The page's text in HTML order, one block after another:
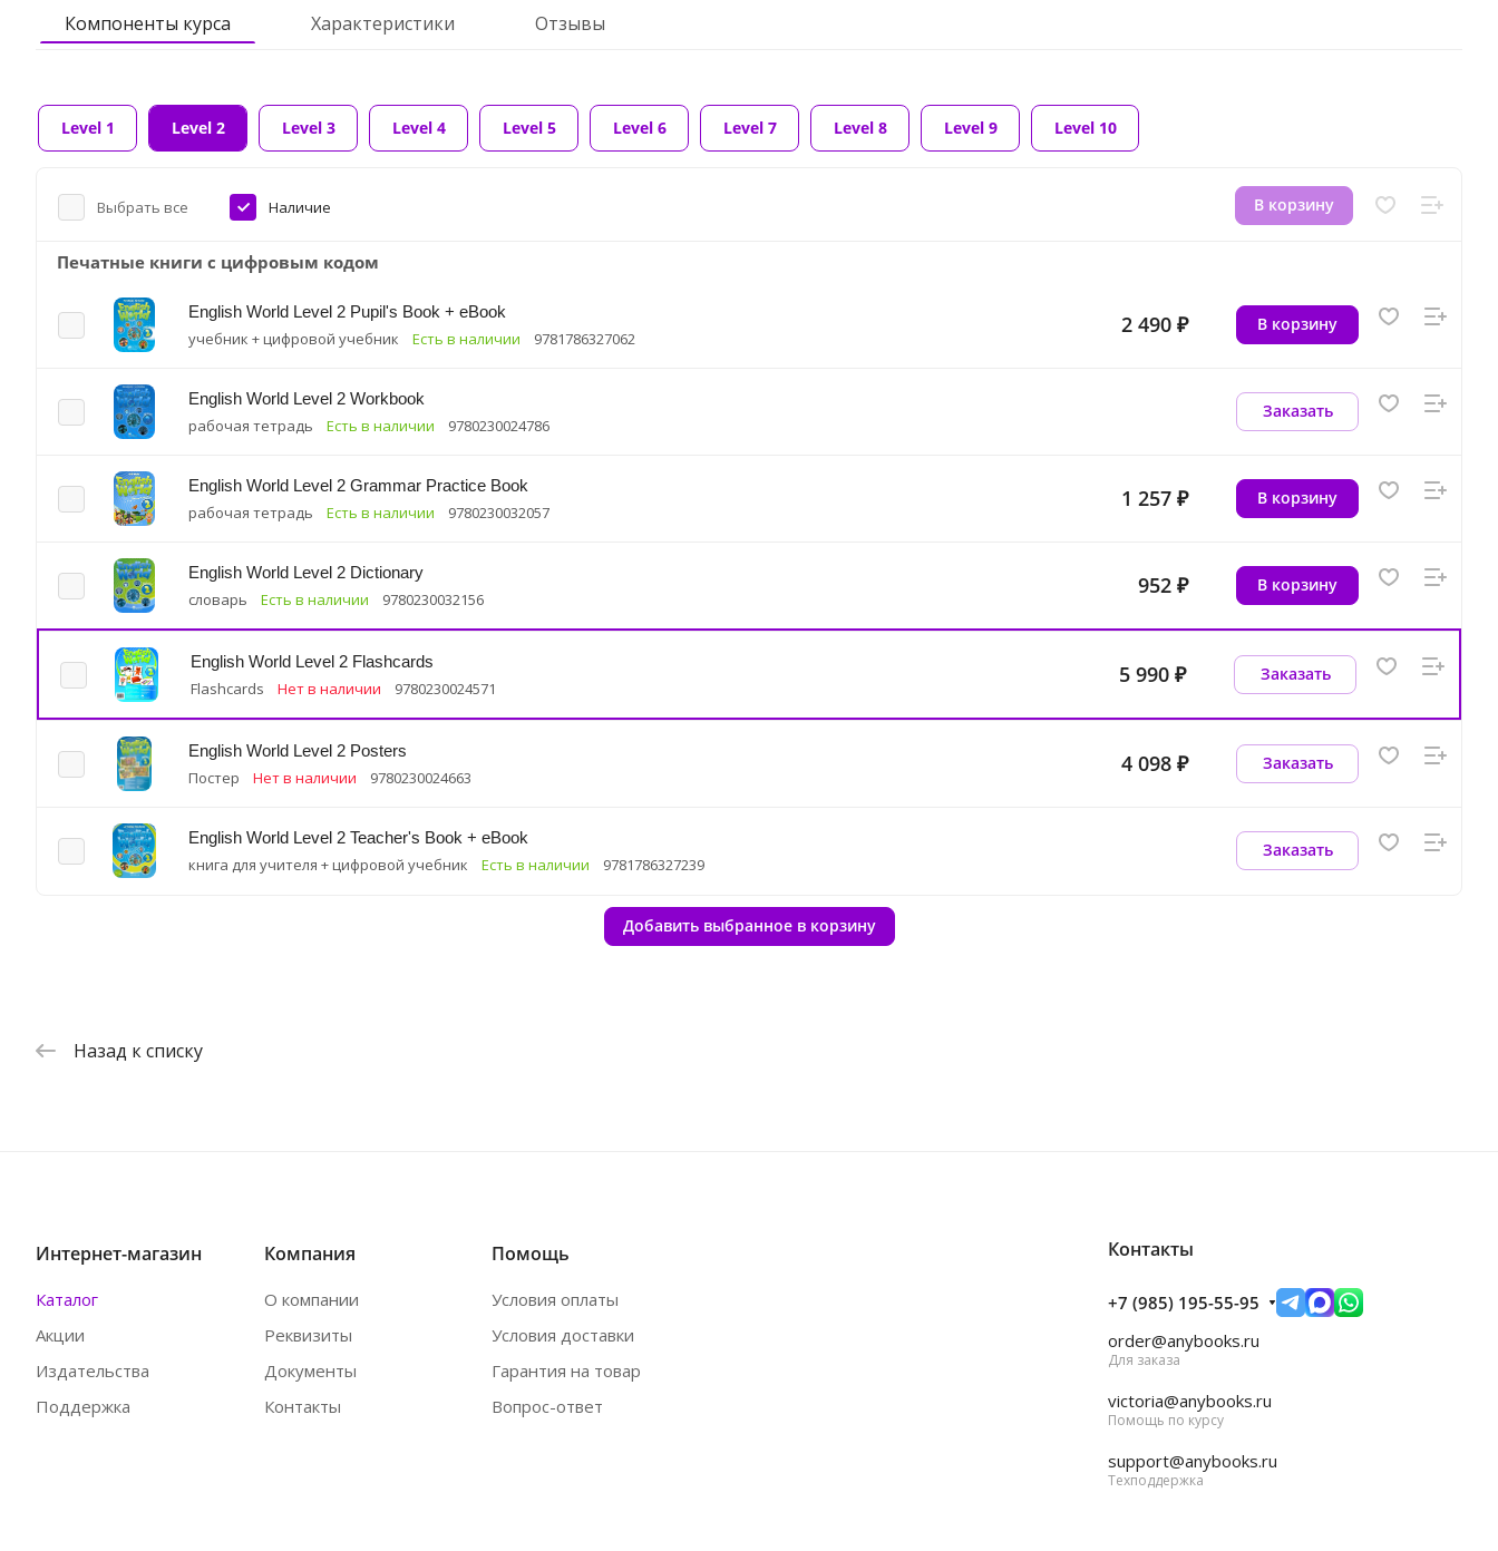
Компоненты курса Характеристики Отзывы
Level 1 Level 2 Level 3 Level 4 Level 5 Level 6 Level 7 Level 8 Level 9 Level 10
Выбрать все Наличие В корзину
Печатные книги с цифровым кодом
English World Level 2 Pupil's Book + eBook
учебник + цифровой учебник Есть в наличии 9781786327062
2 490 ₽ В корзину
English World Level 2 Workbook
рабочая тетрадь Есть в наличии 9780230024786
Заказать
English World Level 2 Grammar Practice Book
рабочая тетрадь Есть в наличии 9780230032057
1 257 ₽ В корзину
English World Level 2 Dictionary
словарь Есть в наличии 9780230032156
952 ₽ В корзину
English World Level 2 Flashcards
Flashcards Нет в наличии 9780230024571
5 990 ₽ Заказать
English World Level 2 Posters
Постер Нет в наличии 9780230024663
4 098 ₽ Заказать
English World Level 2 Teacher's Book + eBook
книга для учителя + цифровой учебник Есть в наличии 9781786327239
Заказать
Добавить выбранное в корзину
Назад к списку
Интернет-магазин
Каталог
Акции
Издательства
Поддержка
Компания
О компании
Реквизиты
Документы
Контакты
Помощь
Условия оплаты
Условия доставки
Гарантия на товар
Вопрос-ответ
Контакты
+7 (985) 195-55-95
order@anybooks.ru
Для заказа
victoria@anybooks.ru
Помощь по курсу
support@anybooks.ru
Техподдержка